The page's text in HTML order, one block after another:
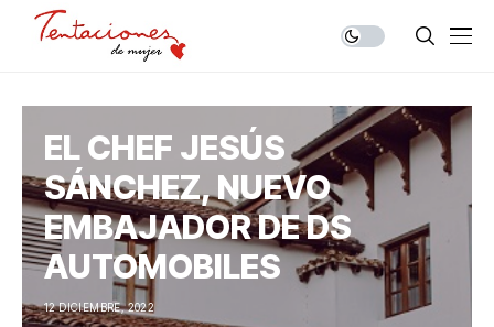
EL CHEF JESÚS
SÁNCHEZ, NUEVO
EMBAJADOR DE DS
AUTOMOBILES
12 DICIEMBRE, 2022